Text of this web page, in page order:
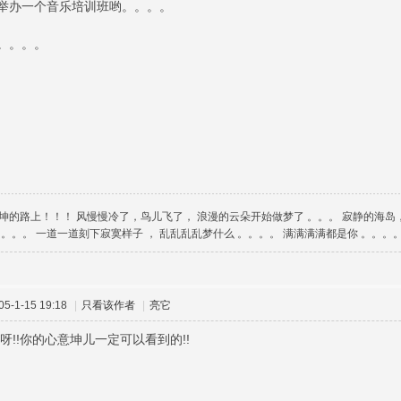
办一个音乐培训班哟。。。。
。。。
的路上！！！ 风慢慢冷了，鸟儿飞了， 浪漫的云朵开始做梦了 。。。 寂静的海
。。 一道一道刻下寂寞样子 ， 乱乱乱乱梦什么 。。。。 满满满满都是你 。。。
1-15 19:18 只看该作者 亮它
!!你的心意坤儿一定可以看到的!!